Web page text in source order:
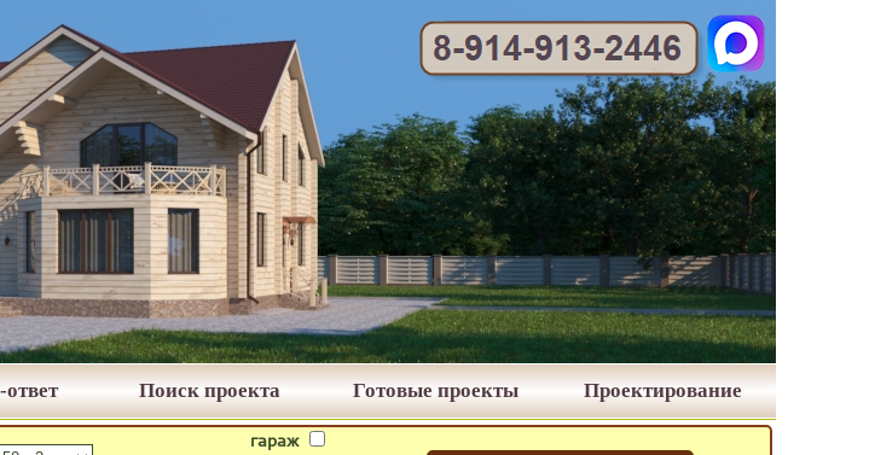
Поиск проекта Готовые проекты Проектирование
гараж